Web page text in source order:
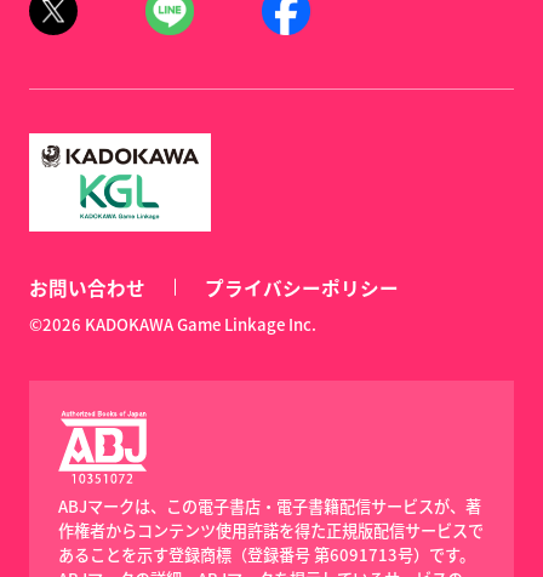
お問い合わせ プライバシーポリシー
©2026 KADOKAWA Game Linkage Inc.
ABJマークは、この電子書店・電子書籍配信サービスが、著
作権者からコンテンツ使用許諾を得た正規版配信サービスで
あることを示す登録商標（登録番号 第6091713号）です。